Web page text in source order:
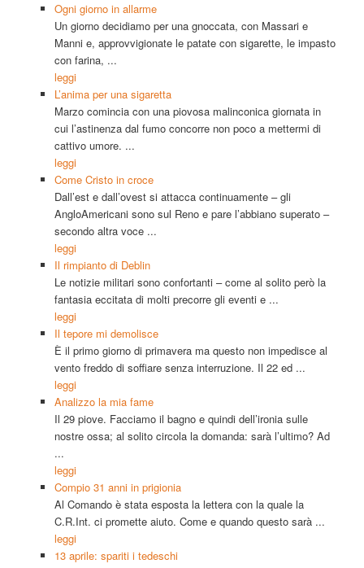
Ogni giorno in allarme
Un giorno decidiamo per una gnoccata, con Massari e
Manni e, approvvigionate le patate con sigarette, le impasto
con farina, ...
leggi
L’anima per una sigaretta
Marzo comincia con una piovosa malinconica giornata in
cui l’astinenza dal fumo concorre non poco a mettermi di
cattivo umore. ...
leggi
Come Cristo in croce
Dall’est e dall’ovest si attacca continuamente – gli
AngloAmericani sono sul Reno e pare l’abbiano superato –
secondo altra voce ...
leggi
Il rimpianto di Deblin
Le notizie militari sono confortanti – come al solito però la
fantasia eccitata di molti precorre gli eventi e ...
leggi
Il tepore mi demolisce
È il primo giorno di primavera ma questo non impedisce al
vento freddo di soffiare senza interruzione. Il 22 ed ...
leggi
Analizzo la mia fame
Il 29 piove. Facciamo il bagno e quindi dell’ironia sulle
nostre ossa; al solito circola la domanda: sarà l’ultimo? Ad
...
leggi
Compio 31 anni in prigionia
Al Comando è stata esposta la lettera con la quale la
C.R.Int. ci promette aiuto. Come e quando questo sarà ...
leggi
13 aprile: spariti i tedeschi